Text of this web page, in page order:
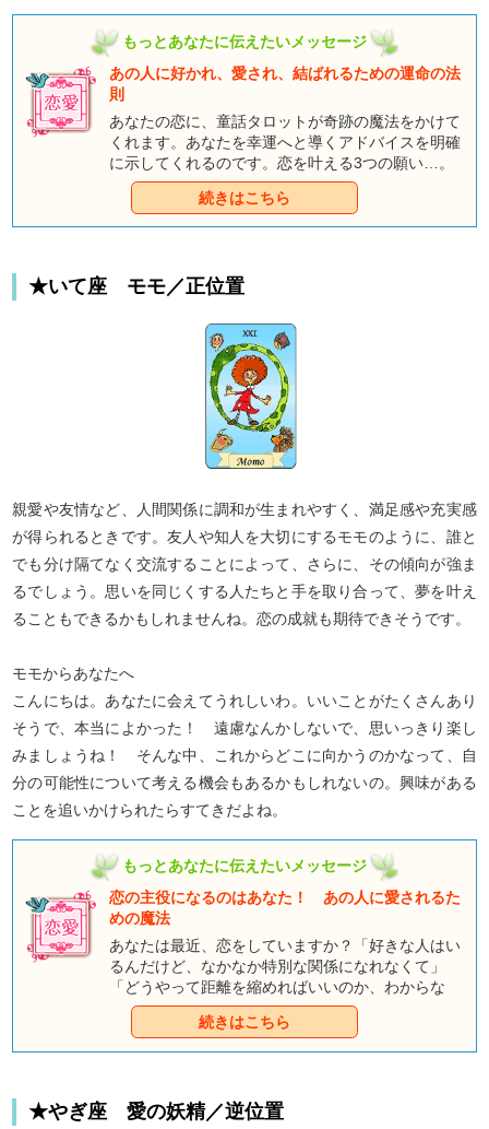
もっとあなたに伝えたいメッセージ
あの人に好かれ、愛され、結ばれるための運命の法
則
あなたの恋に、童話タロットが奇跡の魔法をかけて
くれます。あなたを幸運へと導くアドバイスを明確
に示してくれるのです。恋を叶える3つの願い…。
好かれ、愛され、結ばれる魔法を、カードの力で呼
び寄せましょう。続きはこちら
★いて座 モモ／正位置
親愛や友情など、人間関係に調和が生まれやすく、満足感や充実感
が得られるときです。友人や知人を大切にするモモのように、誰と
でも分け隔てなく交流することによって、さらに、その傾向が強ま
るでしょう。思いを同じくする人たちと手を取り合って、夢を叶え
ることもできるかもしれませんね。恋の成就も期待できそうです。
モモからあなたへ
こんにちは。あなたに会えてうれしいわ。いいことがたくさんあり
そうで、本当によかった！ 遠慮なんかしないで、思いっきり楽し
みましょうね！ そんな中、これからどこに向かうのかなって、自
分の可能性について考える機会もあるかもしれないの。興味がある
ことを追いかけられたらすてきだよね。
もっとあなたに伝えたいメッセージ
恋の主役になるのはあなた！ あの人に愛されるた
めの魔法
あなたは最近、恋をしていますか？「好きな人はい
るんだけど、なかなか特別な関係になれなくて」
「どうやって距離を縮めればいいのか、わからな
い」そんな声が聞こえてきたわ。それでは、私が童
話タロットをシャッフルして、あなたがあの人のパ
ートナーになるための魔法を見つけるお手伝いをし
よ！ まずはあなたを印象づけるための魔法を教え
続きはこちら
★やぎ座 愛の妖精／逆位置